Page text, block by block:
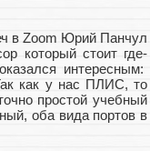
в Zoom Юрий Панчул
который стоит где-
интересным:
как у нас ПЛИС, то
простой учебный
оба вида портов в